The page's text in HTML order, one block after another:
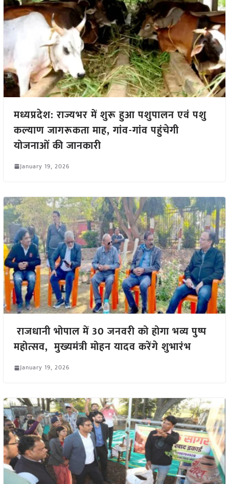
मध्यप्रदेश: राज्यभर में शुरू हुआ पशुपालन एवं पशु
कल्याण जागरूकता माह, गांव-गांव पहुंचेगी
योजनाओं की जानकारी
January 19, 2026
राजधानी भोपाल में 30 जनवरी को होगा भव्य पुष्प
महोत्सव, मुख्यमंत्री मोहन यादव करेंगे शुभारंभ
January 19, 2026